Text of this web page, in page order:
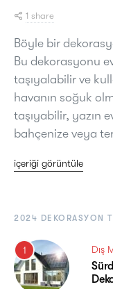
1 share
Böyle bir
Bu dekorasyonu
taşıyalabilir ve
havanın soğuk
taşıyabilir, yazın
bahçenize veya
içeriği görüntüle
2024 DEKORASYON
1 Dış